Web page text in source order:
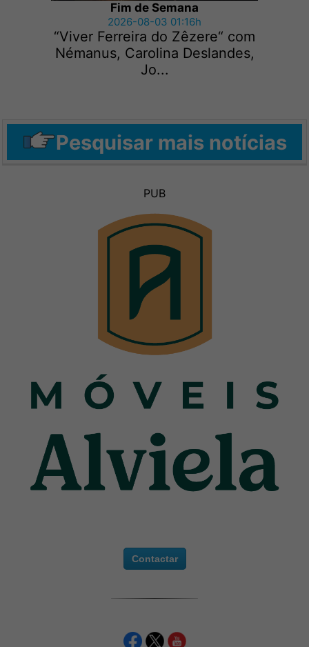
Fim de Semana
2026-08-03 01:16h
“Viver Ferreira do Zêzere“ com
Némanus, Carolina Deslandes,
Jo...
Pesquisar mais notícias
PUB
Contactar